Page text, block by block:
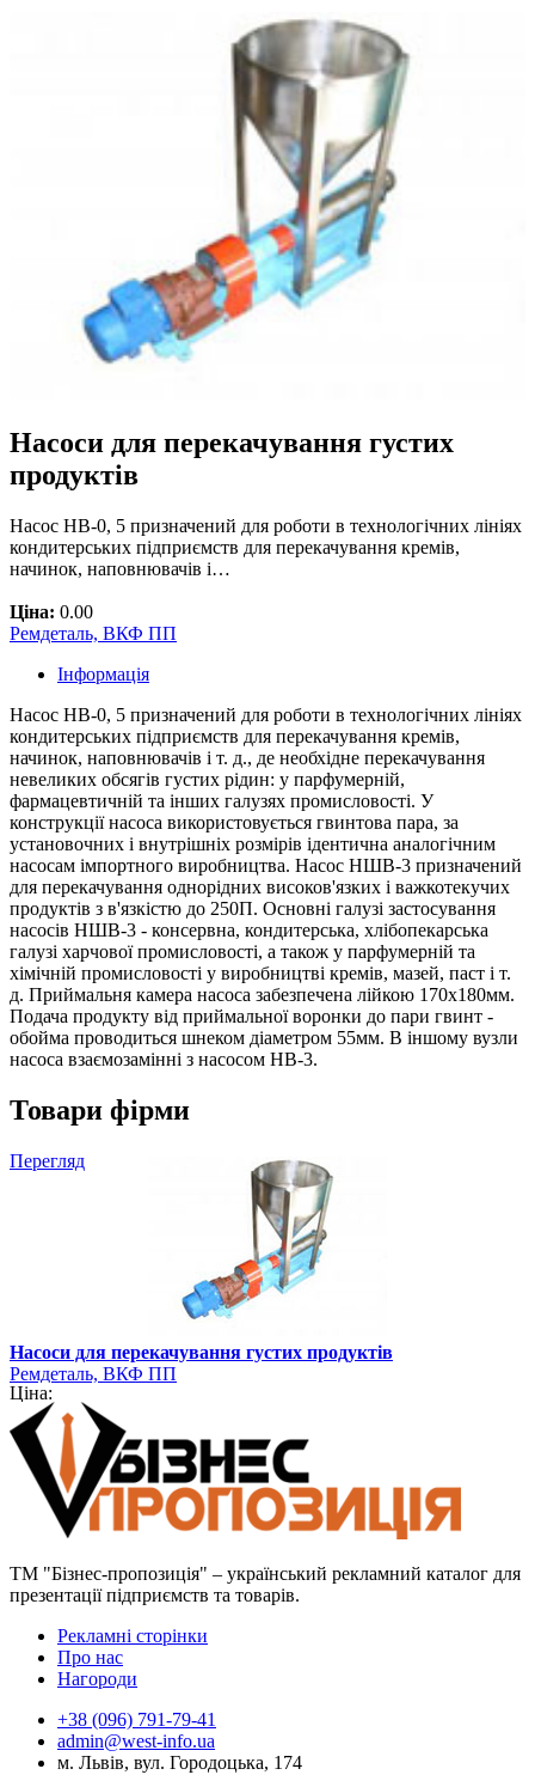
Насоси для перекачування густих
продуктів
Насос НВ-0, 5 призначений для роботи в технологічних лініях
кондитерських підприємств для перекачування кремів,
начинок, наповнювачів і…
Ціна: 0.00
Ремдеталь, ВКФ ПП
Інформація
Насос НВ-0, 5 призначений для роботи в технологічних лініях
кондитерських підприємств для перекачування кремів,
начинок, наповнювачів і т. д., де необхідне перекачування
невеликих обсягів густих рідин: у парфумерній,
фармацевтичній та інших галузях промисловості. У
конструкції насоса використовується гвинтова пара, за
установочних і внутрішніх розмірів ідентична аналогічним
насосам імпортного виробництва. Насос НШВ-3 призначений
для перекачування однорідних високов'язких і важкотекучих
продуктів з в'язкістю до 250П. Основні галузі застосування
насосів НШВ-3 - консервна, кондитерська, хлібопекарська
галузі харчової промисловості, а також у парфумерній та
хімічній промисловості у виробництві кремів, мазей, паст і т.
д. Приймальня камера насоса забезпечена лійкою 170х180мм.
Подача продукту від приймальної воронки до пари гвинт -
обойма проводиться шнеком діаметром 55мм. В іншому вузли
насоса взаємозамінні з насосом НВ-3.
Товари фірми
Перегляд
Насоси для перекачування густих продуктів
Ремдеталь, ВКФ ПП
Ціна:
ТМ "Бізнес-пропозиція" – український рекламний каталог для
презентації підприємств та товарів.
Рекламні сторінки
Про нас
Нагороди
+38 (096) 791-79-41
admin@west-info.ua
м. Львів, вул. Городоцька, 174